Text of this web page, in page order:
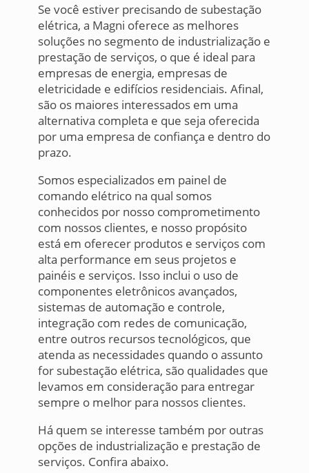
Se você estiver precisando de subestação
elétrica, a Magni oferece as melhores
soluções no segmento de industrialização e
prestação de serviços, o que é ideal para
empresas de energia, empresas de
eletricidade e edifícios residenciais. Afinal,
são os maiores interessados em uma
alternativa completa e que seja oferecida
por uma empresa de confiança e dentro do
prazo.
Somos especializados em painel de
comando elétrico na qual somos
conhecidos por nosso comprometimento
com nossos clientes, e nosso propósito
está em oferecer produtos e serviços com
alta performance em seus projetos e
painéis e serviços. Isso inclui o uso de
componentes eletrônicos avançados,
sistemas de automação e controle,
integração com redes de comunicação,
entre outros recursos tecnológicos, que
atenda as necessidades quando o assunto
for subestação elétrica, são qualidades que
levamos em consideração para entregar
sempre o melhor para nossos clientes.
Há quem se interesse também por outras
opções de industrialização e prestação de
serviços. Confira abaixo.